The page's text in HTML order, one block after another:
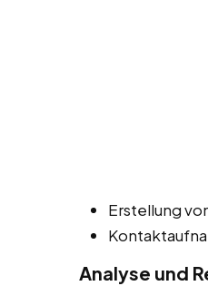
Erstellung
Analyse und